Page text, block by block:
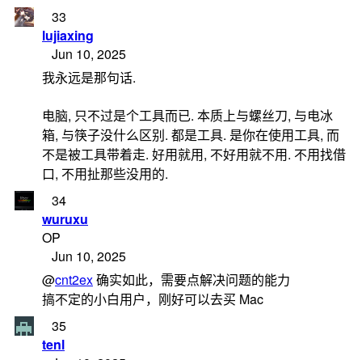
33
lujiaxing
Jun 10, 2025
我永远是那句话.
电脑, 只不过是个工具而已. 本质上与螺丝刀, 与电冰
箱, 与筷子没什么区别. 都是工具. 是你在使用工具, 而
不是被工具带着走. 好用就用, 不好用就不用. 不用找借
口, 不用扯那些没用的.
34
wuruxu
OP
Jun 10, 2025
@cnt2ex确实如此，需要点解决问题的能力
搞不定的小白用户，刚好可以去买 Mac
35
tenl